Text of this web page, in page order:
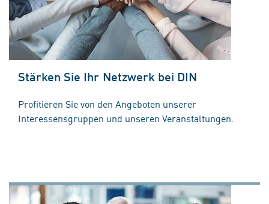
Stärken Sie Ihr Netzwerk bei DIN
Profitieren Sie von den Angeboten unserer
Interessensgruppen und unseren Veranstaltungen.